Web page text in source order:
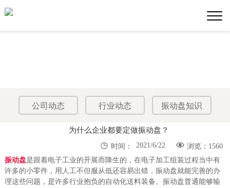
公司动态 行业动态 振动盘知识
为什么企业都要定做振动盘？
 浏览：1560
 时间：
2021/6/22
振动盘是跟着电子工业的开展而降生的，在电子加工组装过程当中有
许多的小零件，用人工不但服从低还容易出错，振动盘就能完善的办
理这些问题，是许多行业抱负的自动化送料装备。振动盘普通能够输